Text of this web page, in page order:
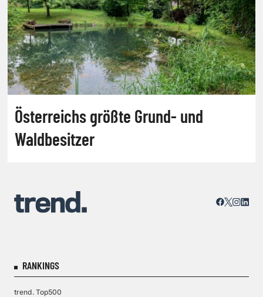
Österreichs größte Grund- und
Waldbesitzer
RANKINGS
trend. Top500